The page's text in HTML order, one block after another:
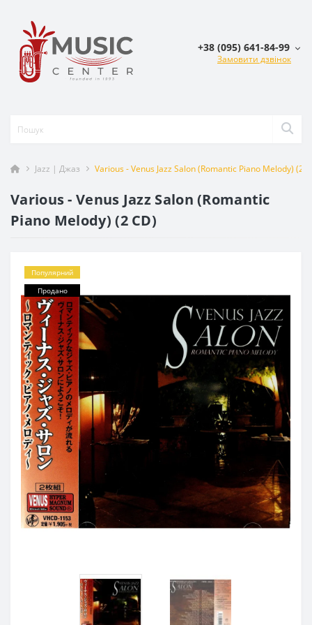
+38 (095) 641-84-99
Замовити дзвінок
Jazz | Джаз Various - Venus Jazz Salon (Romantic Piano Melody) (2
Various - Venus Jazz Salon (Romantic
Piano Melody) (2 CD)
Популярний
Продано